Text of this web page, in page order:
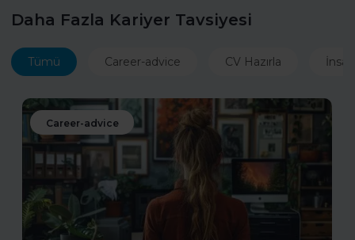
Daha Fazla Kariyer Tavsiyesi
Tümü Career-advice CV Hazırla
Career-advice